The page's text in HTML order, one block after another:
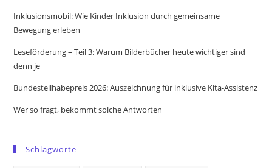
Inklusionsmobil: Wie Kinder Inklusion durch gemeinsame
Bewegung erleben
Leseförderung – Teil 3: Warum Bilderbücher heute wichtiger sind
denn je
Bundesteilhabepreis 2026: Auszeichnung für inklusive Kita-Assistenz
Wer so fragt, bekommt solche Antworten
Schlagworte